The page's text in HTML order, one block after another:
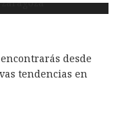
desde
tendencias en